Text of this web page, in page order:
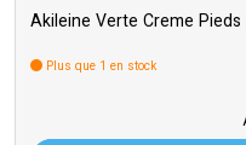
Akileine Verte Creme
Plus que 1 en stock